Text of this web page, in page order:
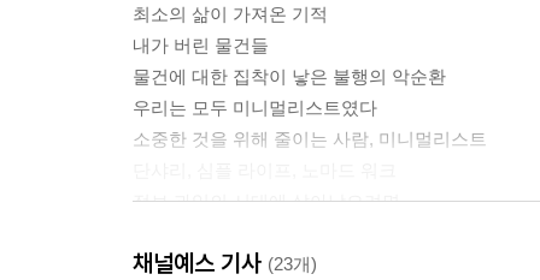
최소의 삶이 가져온 기적
내가 버린 물건들
물건에 대한 집착이 낳은 불행의 악순환
우리는 모두 미니멀리스트였다
소중한 것을 위해 줄이는 사람, 미니멀리스트
정보 과잉의 시대에 살아남으려면
생존에의 절실함이 미니멀리스트를 만들다
채널예스 기사 (23개)